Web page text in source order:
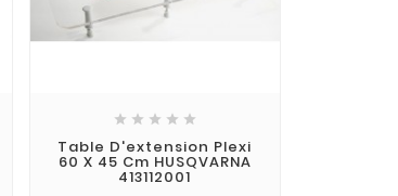
    
Table D'extension Plexi
60 X 45 Cm HUSQVARNA
413112001